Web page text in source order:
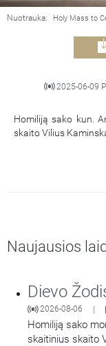
Nuotrauka: Holy Mass to
2025-06-09
Homiliją sako kun.
skaito Vilius
Naujausios
Dievo
2026-08-06
Homiliją sako
skaitinius skaito